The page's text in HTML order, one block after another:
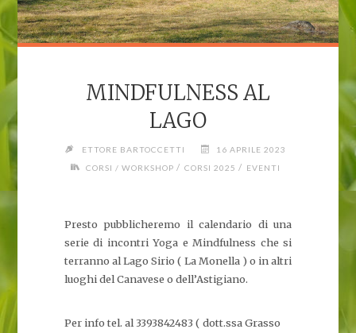
MINDFULNESS AL
LAGO
ETTORE BARTOCCETTI
16 APRILE 2023
CORSI / WORKSHOP / CORSI 2025 / EVENTI
Presto pubblicheremo il calendario di una
serie di incontri Yoga e Mindfulness che si
terranno al Lago Sirio ( La Monella ) o in altri
luoghi del Canavese o dell’Astigiano.
Per info tel. al 3393842483 ( dott.ssa Grasso